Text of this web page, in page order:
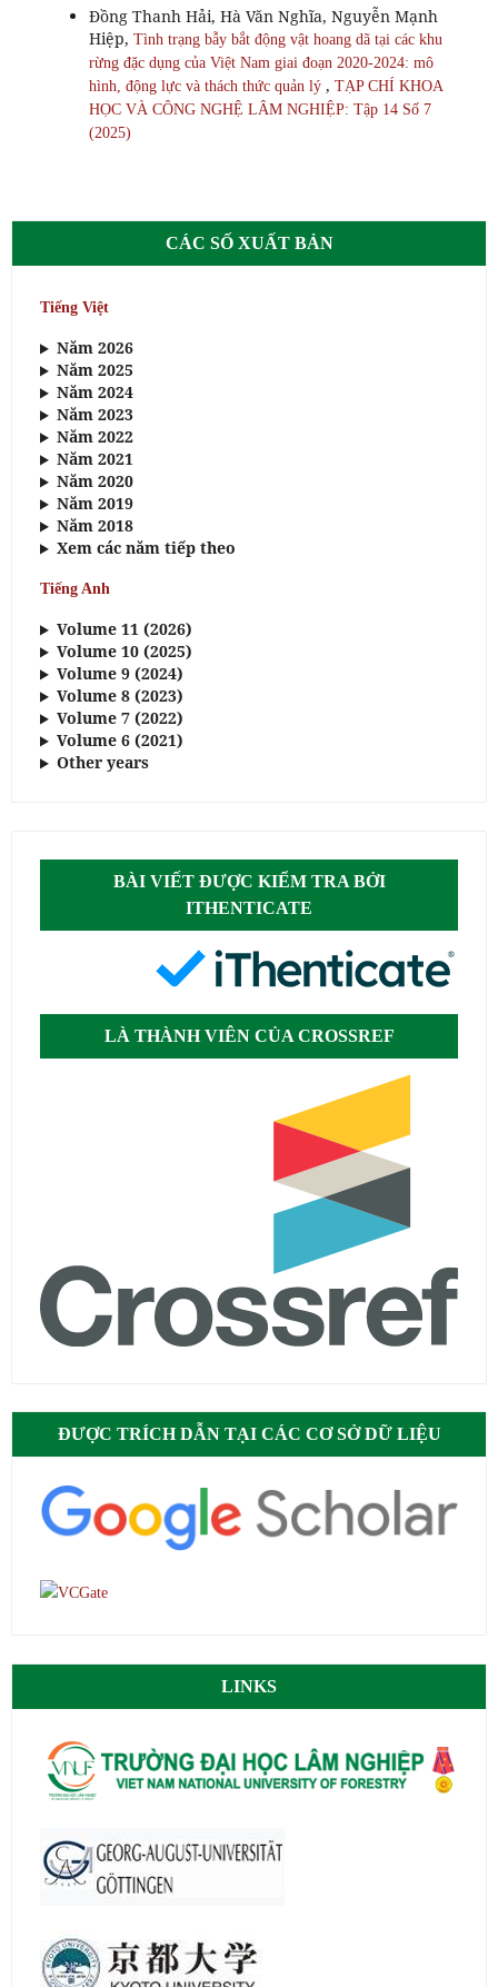
Đồng Thanh Hải, Hà Văn Nghĩa, Nguyễn Mạnh
Hiệp, Tình trạng bẫy bắt động vật hoang dã tại các khu
rừng đặc dụng của Việt Nam giai đoạn 2020-2024: mô
hình, động lực và thách thức quản lý , TẠP CHÍ KHOA
HỌC VÀ CÔNG NGHỆ LÂM NGHIỆP: Tập 14 Số 7
(2025)
CÁC SỐ XUẤT BẢN
Tiếng Việt
Năm 2026
Năm 2025
Năm 2024
Năm 2023
Năm 2022
Năm 2021
Năm 2020
Năm 2019
Năm 2018
Xem các năm tiếp theo
Tiếng Anh
Volume 11 (2026)
Volume 10 (2025)
Volume 9 (2024)
Volume 8 (2023)
Volume 7 (2022)
Volume 6 (2021)
Other years
BÀI VIẾT ĐƯỢC KIỂM TRA BỞI
ITHENTICATE
LÀ THÀNH VIÊN CỦA CROSSREF
ĐƯỢC TRÍCH DẪN TẠI CÁC CƠ SỞ DỮ LIỆU
LINKS